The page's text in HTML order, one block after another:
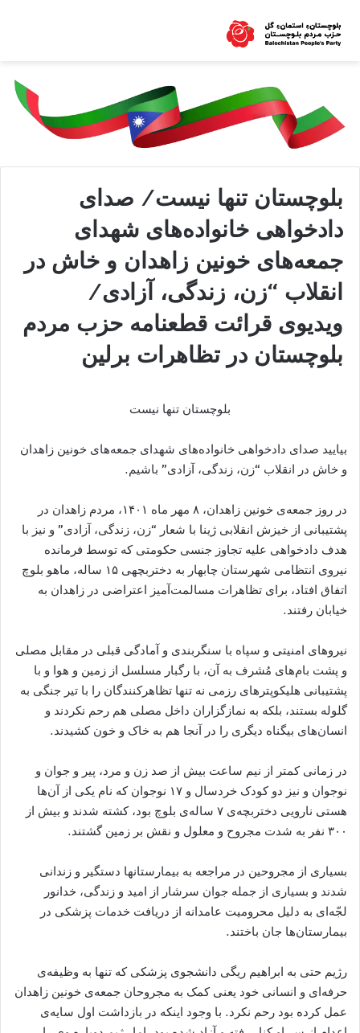
بلوچستان تنها نیست/ صدای
دادخواھی خانواده‌ھای شھدای
جمعه‌ھای خونین زاھدان و خاش در
انقلاب “زن، زندگی، آزادی/
ویدیوی قرائت قطعنامه حزب مردم
بلوچستان در تظاهرات برلین
بلوچستان تنھا نیست
بیایید صدای دادخواھی خانواده‌ھای شھدای جمعه‌ھای خونین زاھدان
و خاش در انقلاب “زن، زندگی، آزادی” باشیم.
در روز جمعه‌ی خونین زاهدان، ۸ مهر ماه ١۴٠١، مردم زاھدان در
پشتیبانی از خیزش انقلابی ژینا با شعار “زن، زندگی، آزادی” و نیز با
هدف دادخواھی علیه تجاوز جنسی حکومتی که توسط فرمانده
نیروی انتظامی شهرستان چابهار به دختربچه‏ی ۱۵ ساله، ماھو بلوچ
اتفاق افتاد، برای تظاهرات مسالمت‌آمیز اعتراضی در زاهدان به
خیابان رفتند.
نیروهای امنیتی و سپاه با سنگربندی و آمادگی قبلی در مقابل مصلی
و پشت بام‌های مُشرف به آن، با رگبار مسلسل از زمین و هوا و با
پشتیبانی هلیکوپترهای رزمی نه تنها تظاھرکنندگان را با تیر جنگی به
گلوله بستند، بلکه به نمازگزاران داخل مصلی هم رحم نکردند و
انسان‌های بیگناه دیگری را در آنجا ھم به خاک و خون کشیدند.
در زمانی کمتر از نیم ساعت بیش از صد زن و مرد، پیر و جوان و
نوجوان و نیز دو کودک خردسال و ۱۷ نوجوان که نام یکی از آن‌ها
هستی نارویی دختربچه‌ی ۷ ساله‌ی بلوچ بود، کشته شدند و بیش از
۳۰۰ نفر به شدت مجروح و معلول و نقش بر زمین گشتند.
بسیاری از مجروحین در مراجعه به بیمارستان‏ها دستگیر و زندانی
شدند و بسیاری از جمله جوان سرشار از امید و زندگی، خدانور
لجّه‌ای به دلیل محرومیت عامدانه از دریافت خدمات پزشکی در
بیمارستان‌ھا جان باختند.
رژیم حتی به ابراهیم ریگی دانشجوی پزشکی که تنها به وظیفه‌ی
حرفه‌ای و انسانی خود یعنی کمک به مجروحان جمعه‌ی‌ خونین زاهدان
عمل کرده بود رحم نکرد. با وجود اینکه در بازداشت اول سایه‌ی